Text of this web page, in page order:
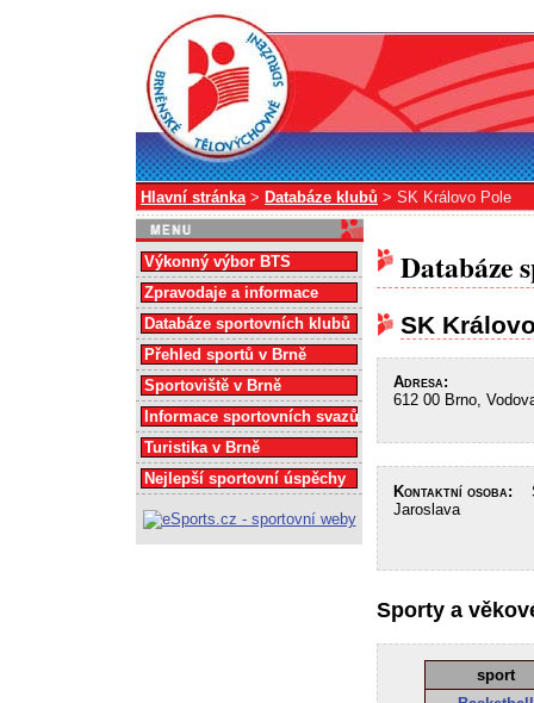
Hlavní stránka> Databáze klubů > SK Královo Pole
Databáze
SK
Adresa:
612 00 Brno,
Kontaktní osoba:
Jaroslava
Sporty a
sport
Výkonný výbor BTS
Zpravodaje a informace
Databáze sportovních klubů
Přehled sportů v Brně
Sportoviště v Brně
Informace sportovních svazů
Turistika v Brně
Nejlepší sportovní úspěchy